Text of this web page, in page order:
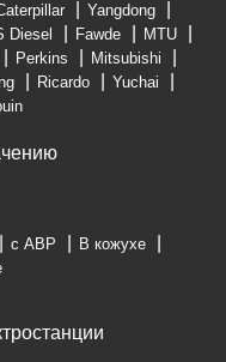
Yangdong
Diesel Fawde
MTU
Perkins
Mitsubishi
Ricardo
Yuchai
с АВР
В кожухе